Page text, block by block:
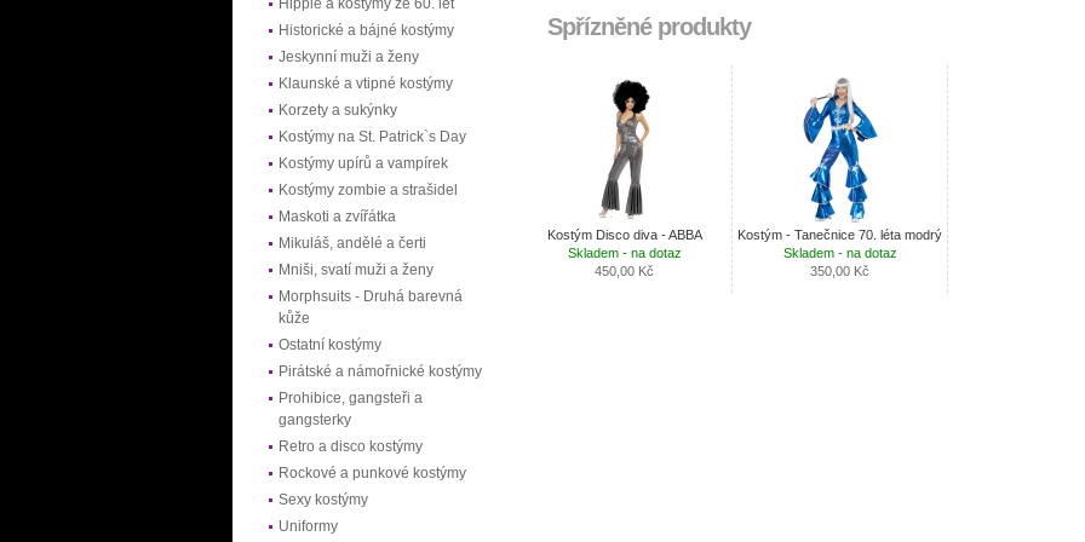
Hippie a kostýmy ze 60. let
Historické a bájné kostýmy
Jeskynní muži a ženy
Klaunské a vtipné kostýmy
Korzety a sukýnky
Kostýmy na St. Patrick`s Day
Kostýmy upírů a vampírek
Kostýmy zombie a strašidel
Maskoti a zvířátka
Mikuláš, andělé a čerti
Mniši, svatí muži a ženy
Morphsuits - Druhá barevná
kůže
Ostatní kostýmy
Pirátské a námořnické kostýmy
Prohibice, gangsteři a
gangsterky
Retro a disco kostýmy
Rockové a punkové kostýmy
Sexy kostýmy
Uniformy
Spřízněné produkty
Kostým Disco diva - ABBA
Skladem - na dotaz
450,00 Kč
Kostým - Tanečnice 70. léta modrý
Skladem - na dotaz
350,00 Kč